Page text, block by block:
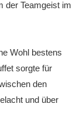
der Teamgeist im
Wohl bestens
sorgte für
den
und über